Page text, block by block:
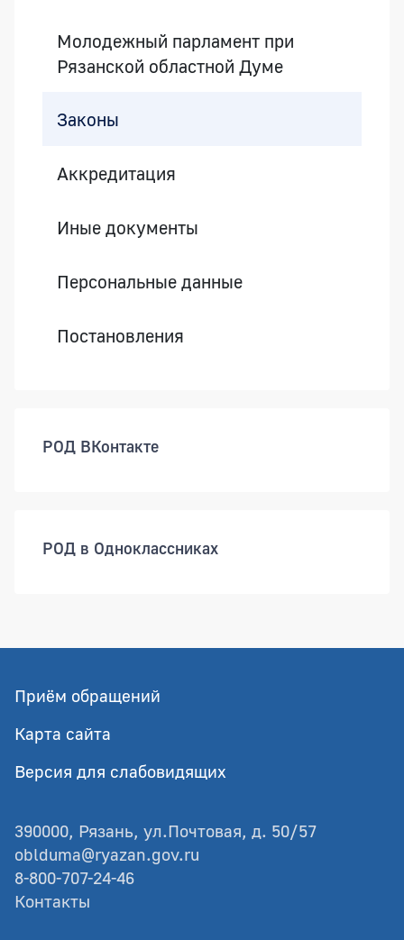
Молодежный парламент при
Рязанской областной Думе
Законы
Аккредитация
Иные документы
Персональные данные
Постановления
РОД ВКонтакте
РОД в Одноклассниках
Приём обращений
Карта сайта
Версия для слабовидящих
390000, Рязань, ул.Почтовая, д. 50/57
oblduma@ryazan.gov.ru
8-800-707-24-46
Контакты